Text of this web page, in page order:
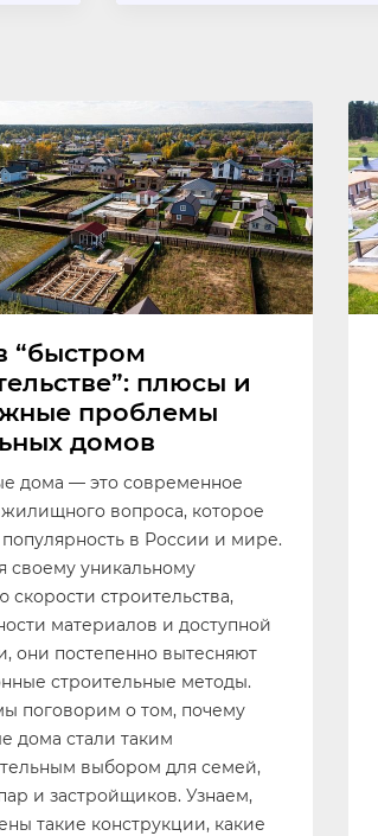
“быстром
плюсы и
проблемы
домов
дома — это современное
вопроса, которое
в России и мире.
своему уникальному
скорости строительства,
материалов и доступной
они постепенно вытесняют
строительные методы.
поговорим о том, почему
дома стали таким
выбором для семей,
и застройщиков. Узнаем,
такие конструкции, какие